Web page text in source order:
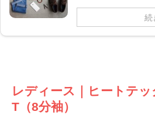
続
レディース｜ヒートテ
T（8分袖）